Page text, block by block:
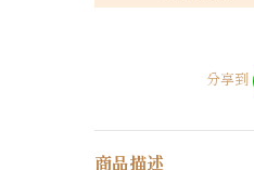
分享到
商品描述